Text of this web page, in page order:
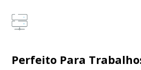
Perfeito Para